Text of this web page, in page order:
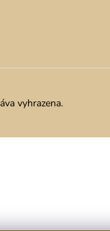
vyhrazena.